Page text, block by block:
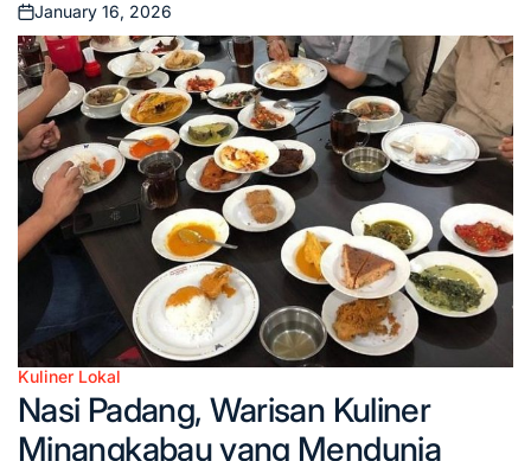
Posted
on
January 16, 2026
Posted
in
Kuliner Lokal
Nasi Padang, Warisan Kuliner
Minangkabau yang Mendunia